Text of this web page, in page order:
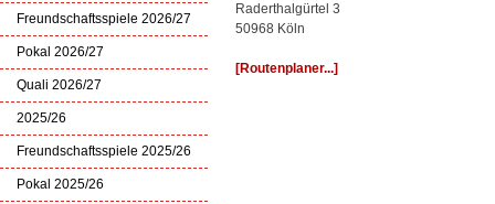
Freundschaftsspiele 2026/27
Pokal 2026/27
Quali 2026/27
2025/26
Freundschaftsspiele 2025/26
Pokal 2025/26
Raderthalgürtel 3
50968 Köln
[Routenplaner...]